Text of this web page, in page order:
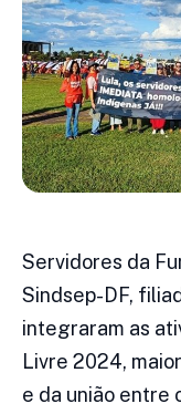
Servidores da
Sindsep-DF,
integraram as
Livre 2024,
e da união entre